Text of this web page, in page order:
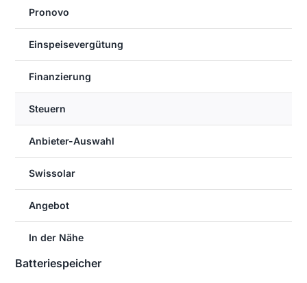
Pronovo
Einspeisevergütung
Finanzierung
Steuern
Anbieter-Auswahl
Swissolar
Angebot
In der Nähe
Batteriespeicher